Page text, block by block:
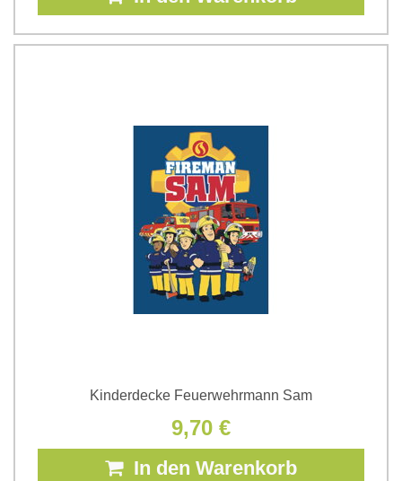
Kinderdecke Feuerwehrmann Sam
9,70 €
In den Warenkorb